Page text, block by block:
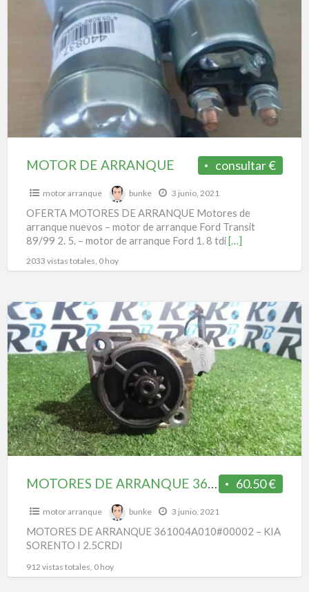
ARRANQUE
consultar €
MOTOR DE ARRANQUE
motor arranque bunke 3 junio, 2021
OFERTA MOTORES DE ARRANQUE Motores de
arranque nuevos – motor de arranque Ford Transit
89/99 2. 5. – motor de arranque Ford 1. 8 tdi[…]
2033 vistas totales, 0 hoy
MOTORES
DE
ARRANQUE
361004A010#00002
–
KIA
SORENTO
I
2.5CRDI
60.50 €
MOTORES DE ARRANQUE 361004A010#00002 – KIA SORENTO I 2.5CRDI
motor arranque bunke 3 junio, 2021
MOTORES DE ARRANQUE 361004A010#00002 – KIA
SORENTO I 2.5CRDI
912 vistas totales, 0 hoy